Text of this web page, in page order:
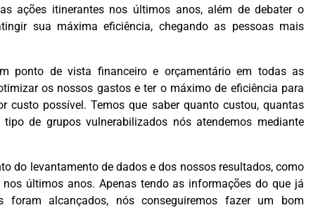
ações itinerantes nos últimos anos, além de debater o
sua máxima eficiência, chegando as pessoas mais
ponto de vista financeiro e orçamentário em todas as
os nossos gastos e ter o máximo de eficiência para
custo possível. Temos que saber quanto custou, quantas
de grupos vulnerabilizados nós atendemos mediante
do levantamento de dados e dos nossos resultados, como
últimos anos. Apenas tendo as informações do que já
alcançados, nós conseguiremos fazer um bom